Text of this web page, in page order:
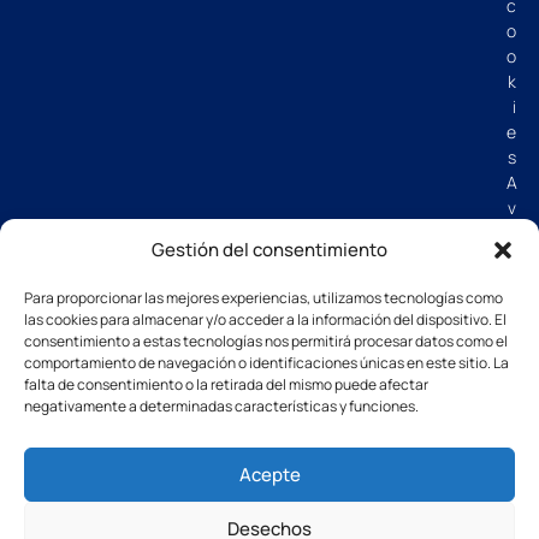
Gestión del consentimiento
Para proporcionar las mejores experiencias, utilizamos tecnologías como
las cookies para almacenar y/o acceder a la información del dispositivo. El
consentimiento a estas tecnologías nos permitirá procesar datos como el
comportamiento de navegación o identificaciones únicas en este sitio. La
falta de consentimiento o la retirada del mismo puede afectar
negativamente a determinadas características y funciones.
Acepte
Desechos
c
o
o
k
i
e
s
A
v
s
g
G